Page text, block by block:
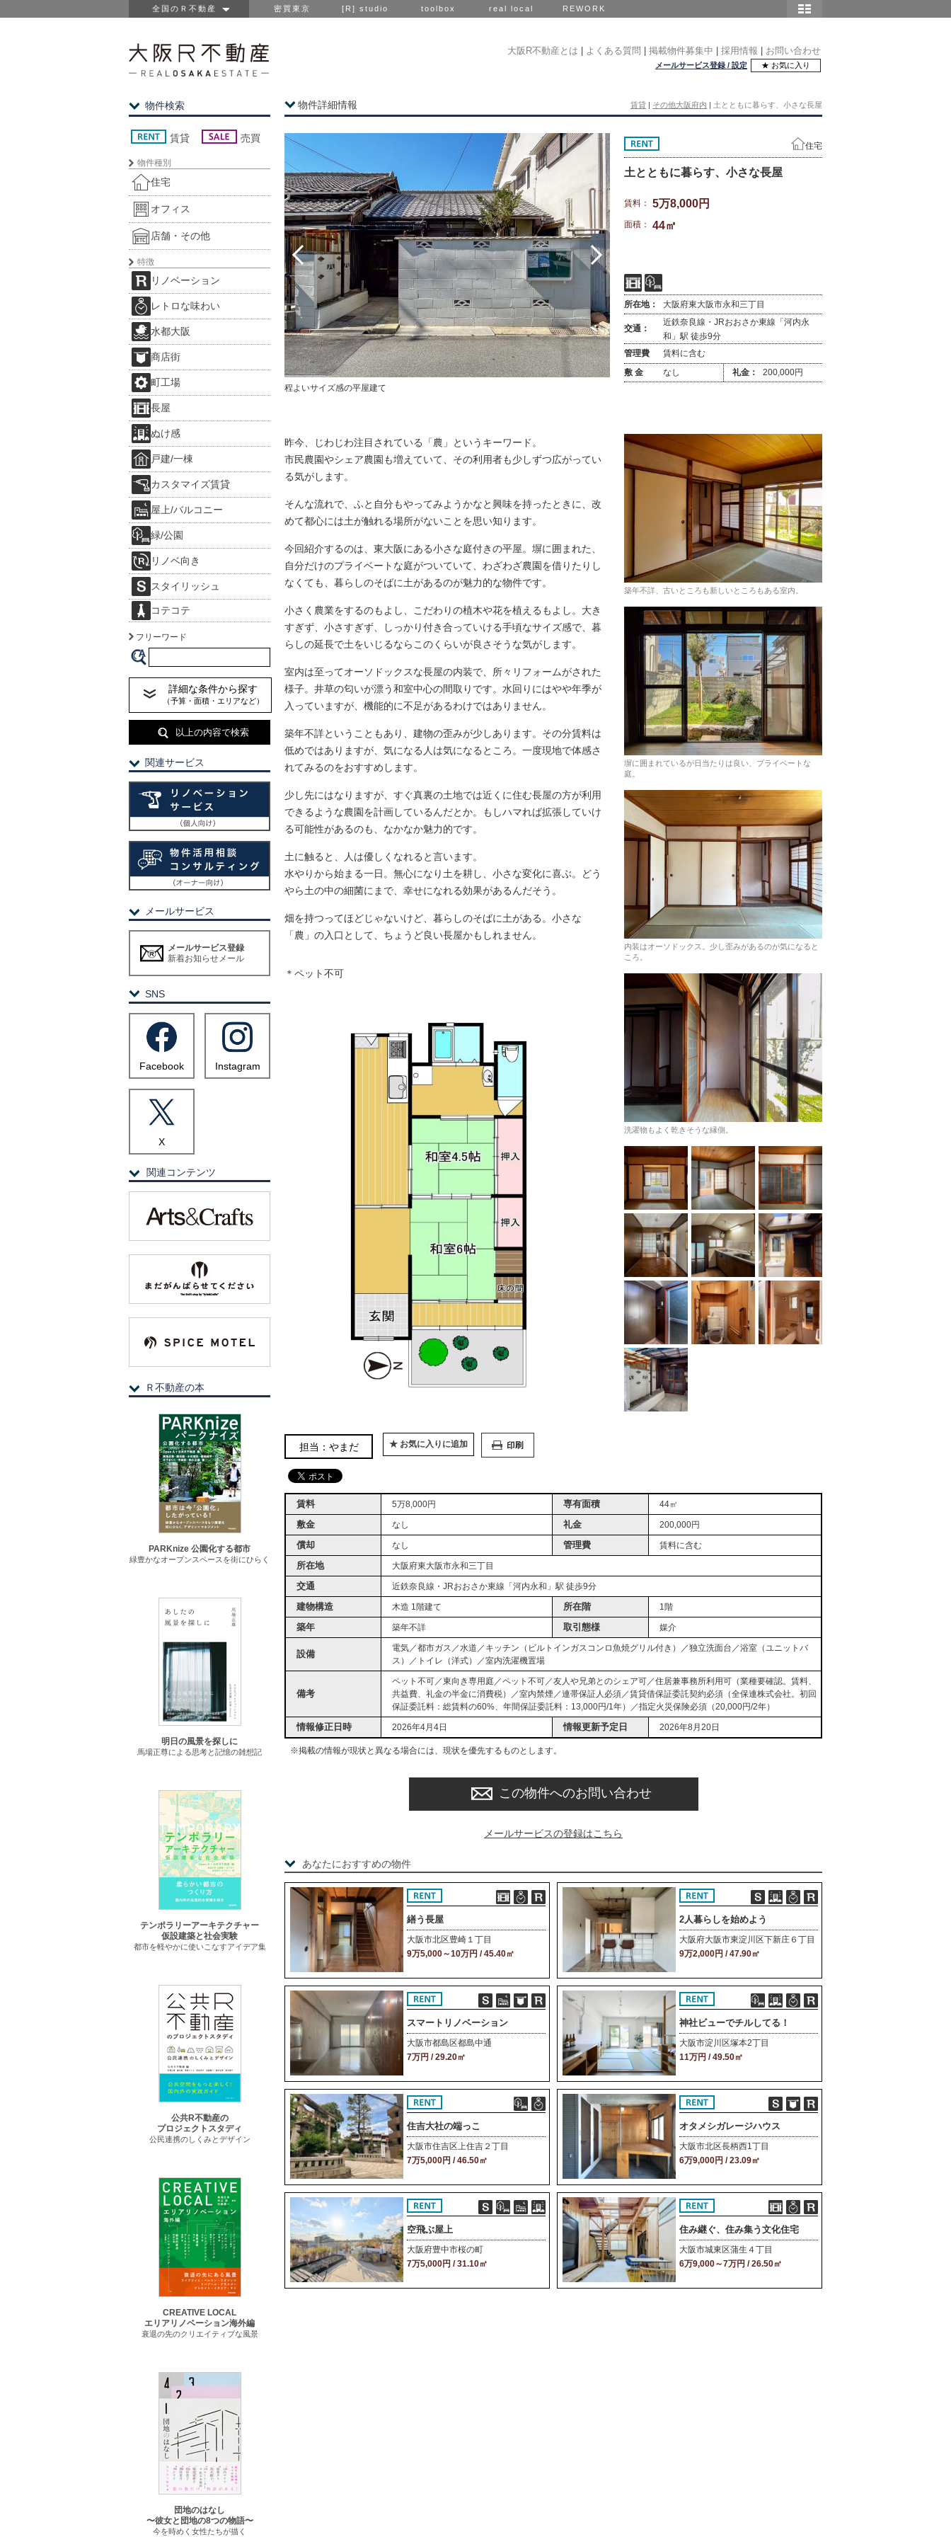
全国のＲ不動産 密買東京 [R] studio toolbox real local REWORK
大阪R不動産とは よくある質問 掲載物件募集中 採用情報 お問い合わせ
メールサービス登録 / 設定 ★ お気に入り
物件詳細情報 賃貸 | その他大阪府内 | 土とともに暮らす、小さな長屋
程よいサイズ感の平屋建て
住宅
土とともに暮らす、小さな長屋
賃料： 5万8,000円
面積： 44㎡
所在地： 大阪府東大阪市永和三丁目
交通：
近鉄奈良線・JRおおさか東線「河内永
和」駅 徒歩9分
管理費
賃料に含む
敷 金
なし 礼金： 200,000円
昨今、じわじわ注目されている「農」というキーワード。
市民農園やシェア農園も増えていて、その利用者も少しずつ広がってい
る気がします。
そんな流れで、ふと自分もやってみようかなと興味を持ったときに、改
めて都心には土が触れる場所がないことを思い知ります。
今回紹介するのは、東大阪にある小さな庭付きの平屋。塀に囲まれた、
自分だけのプライベートな庭がついていて、わざわざ農園を借りたりし
なくても、暮らしのそばに土があるのが魅力的な物件です。
小さく農業をするのもよし、こだわりの植木や花を植えるもよし。大き
すぎず、小さすぎず、しっかり付き合っていける手頃なサイズ感で、暮
らしの延長で土をいじるならこのくらいが良さそうな気がします。
室内は至ってオーソドックスな長屋の内装で、所々リフォームがされた
様子。井草の匂いが漂う和室中心の間取りです。水回りにはやや年季が
入っていますが、機能的に不足があるわけではありません。
築年不詳ということもあり、建物の歪みが少しあります。その分賃料は
低めではありますが、気になる人は気になるところ。一度現地で体感さ
れてみるのをおすすめします。
少し先にはなりますが、すぐ真裏の土地では近くに住む長屋の方が利用
できるような農園を計画しているんだとか。もしハマれば拡張していけ
る可能性があるのも、なかなか魅力的です。
土に触ると、人は優しくなれると言います。
水やりから始まる一日。無心になり土を耕し、小さな変化に喜ぶ。どう
やら土の中の細菌にまで、幸せになれる効果があるんだそう。
畑を持つってほどじゃないけど、暮らしのそばに土がある。小さな
「農」の入口として、ちょうど良い長屋かもしれません。
＊ペット不可
築年不詳、古いところも新しいところもある室内。
塀に囲まれているが日当たりは良い、プライベートな
庭。
内装はオーソドックス。少し歪みがあるのが気になると
ころ。
洗濯物もよく乾きそうな縁側。
担当：やまだ ★ お気に入りに追加
賃料 5万8,000円 専有面積 44㎡
敷金 なし 礼金 200,000円
償却 なし 管理費 賃料に含む
所在地 大阪府東大阪市永和三丁目
交通 近鉄奈良線・JRおおさか東線「河内永和」駅 徒歩9分
建物構造 木造 1階建て 所在階 1階
築年 築年不詳 取引態様 媒介
設備
電気／都市ガス／水道／キッチン（ビルトインガスコンロ魚焼グリル付き）／独立洗面台／浴室（ユニットバ
ス）／トイレ（洋式）／室内洗濯機置場
備考
ペット不可／東向き専用庭／ペット不可／友人や兄弟とのシェア可／住居兼事務所利用可（業種要確認。賃料、
共益費、礼金の半金に消費税）／室内禁煙／連帯保証人必須／賃貸借保証委託契約必須（全保連株式会社。初回
保証委託料：総賃料の60%、年間保証委託料：13,000円/1年）／指定火災保険必須（20,000円/2年）
情報修正日時 2026年4月4日 情報更新予定日 2026年8月20日
※掲載の情報が現状と異なる場合には、現状を優先するものとします。
この物件へのお問い合わせ
メールサービスの登録はこちら
あなたにおすすめの物件
繕う長屋
大阪市北区豊崎１丁目
9万5,000～10万円 / 45.40㎡
2人暮らしを始めよう
大阪府大阪市東淀川区下新庄６丁目
9万2,000円 / 47.90㎡
スマートリノベーション
大阪市都島区都島中通
7万円 / 29.20㎡
神社ビューでチルしてる！
大阪市淀川区塚本2丁目
11万円 / 49.50㎡
住吉大社の端っこ
大阪市住吉区上住吉２丁目
7万5,000円 / 46.50㎡
オタメシガレージハウス
大阪市北区長柄西1丁目
6万9,000円 / 23.09㎡
空飛ぶ屋上
大阪府豊中市桜の町
7万5,000円 / 31.10㎡
住み継ぐ、住み集う文化住宅
大阪市城東区蒲生４丁目
6万9,000～7万円 / 26.50㎡
物件検索
賃貸 売買
物件種別
住宅
オフィス
店舗・その他
特徴
リノベーション
レトロな味わい
水都大阪
商店街
町工場
長屋
ぬけ感
戸建/一棟
カスタマイズ賃貸
屋上/バルコニー
緑/公園
リノベ向き
スタイリッシュ
コテコテ
フリーワード
詳細な条件から探す
（予算・面積・エリアなど）
以上の内容で検索
関連サービス
メールサービス
メールサービス登録
新着お知らせメール
SNS
Facebook Instagram
X
関連コンテンツ
Ｒ不動産の本
PARKnize 公園化する都市
緑豊かなオープンスペースを街にひらく
明日の風景を探しに
馬場正尊による思考と記憶の雑想記
テンポラリーアーキテクチャー
仮設建築と社会実験
都市を軽やかに使いこなすアイデア集
公共R不動産の
プロジェクトスタディ
公民連携のしくみとデザイン
CREATIVE LOCAL
エリアリノベーション海外編
衰退の先のクリエイティブな風景
団地のはなし
〜彼女と団地の8つの物語〜
今を時めく女性たちが描く